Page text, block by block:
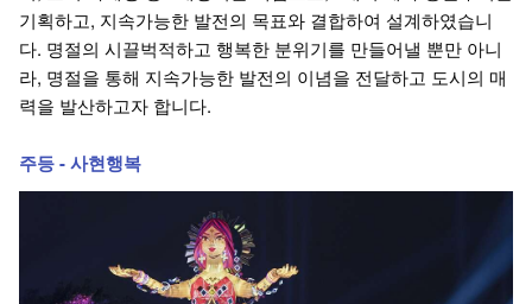
기획하고, 지속가능한 발전의 목표와 결합하여 설계하였습니
다. 명절의 시끌벅적하고 행복한 분위기를 만들어낼 뿐만 아니
라, 명절을 통해 지속가능한 발전의 이념을 전달하고 도시의 매
력을 발산하고자 합니다.
주등 - 사현행복